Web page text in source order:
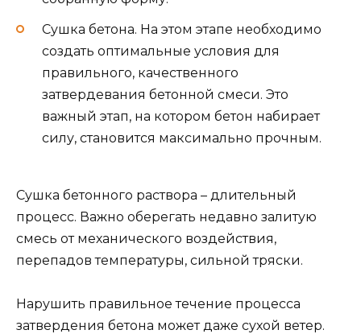
Сушка бетона. На этом этапе необходимо
создать оптимальные условия для
правильного, качественного
затвердевания бетонной смеси. Это
важный этап, на котором бетон набирает
силу, становится максимально прочным.
Сушка бетонного раствора – длительный
процесс. Важно оберегать недавно залитую
смесь от механического воздействия,
перепадов температуры, сильной тряски.
Нарушить правильное течение процесса
затвердения бетона может даже сухой ветер.